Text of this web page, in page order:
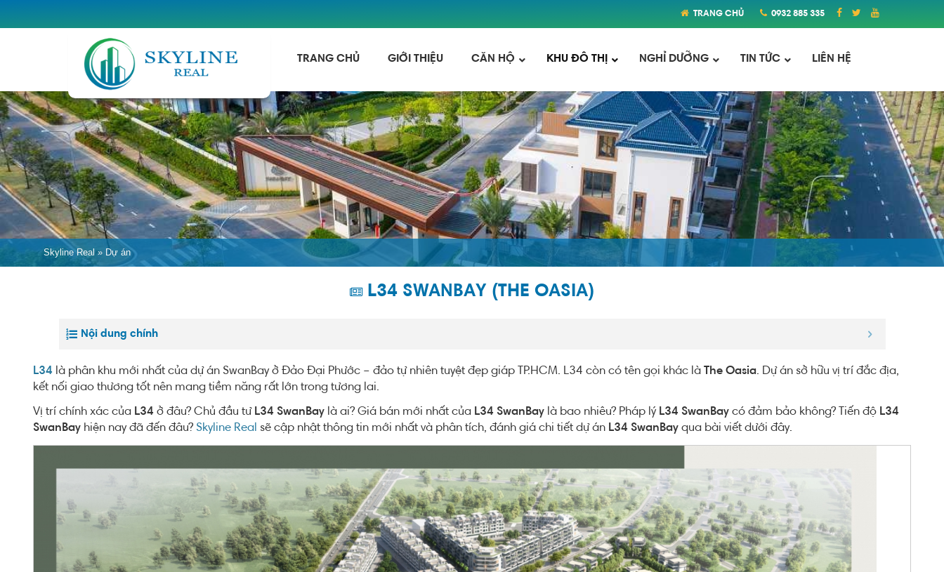
TRANG CHỦ 0932 885 335
TRANG CHỦ GIỚI THIỆU CĂN HỘ KHU ĐÔ THỊ NGHỈ DƯỠNG TIN TỨC LIÊN HỆ
Skyline Real » Dự án
L34 SWANBAY (THE OASIA)
Nội dung chính
L34 là phân khu mới nhất của dự án SwanBay ở Đảo Đại Phước – đảo tự nhiên tuyệt đẹp giáp TP.HCM. L34 còn có tên gọi khác là The Oasia. Dự án sở hữu vị trí đắc địa,
kết nối giao thương tốt nên mang tiềm năng rất lớn trong tương lai.
Vị trí chính xác của L34 ở đâu? Chủ đầu tư L34 SwanBay là ai? Giá bán mới nhất của L34 SwanBay là bao nhiêu? Pháp lý L34 SwanBay có đảm bảo không? Tiến độ L34
SwanBay hiện nay đã đến đâu? Skyline Real sẽ cập nhật thông tin mới nhất và phân tích, đánh giá chi tiết dự án L34 SwanBay qua bài viết dưới đây.